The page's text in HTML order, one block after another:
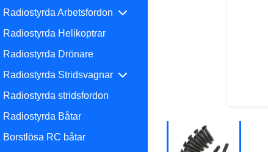
Radiostyrda Arbetsfordon
Radiostyrda Helikoptrar
Radiostyrda Drönare
Radiostyrda Stridsvagnar
Radiostyrda stridsfordon
Radiostyrda Båtar
Borstlösa RC båtar